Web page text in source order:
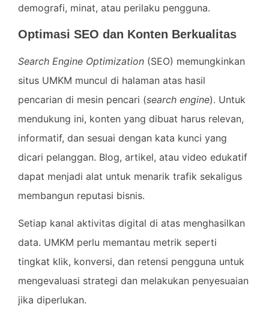
demografi, minat, atau perilaku pengguna.
Optimasi SEO dan Konten Berkualitas
Search Engine Optimization (SEO) memungkinkan
situs UMKM muncul di halaman atas hasil
pencarian di mesin pencari (search engine). Untuk
mendukung ini, konten yang dibuat harus relevan,
informatif, dan sesuai dengan kata kunci yang
dicari pelanggan. Blog, artikel, atau video edukatif
dapat menjadi alat untuk menarik trafik sekaligus
membangun reputasi bisnis.
Setiap kanal aktivitas digital di atas menghasilkan
data. UMKM perlu memantau metrik seperti
tingkat klik, konversi, dan retensi pengguna untuk
mengevaluasi strategi dan melakukan penyesuaian
jika diperlukan.